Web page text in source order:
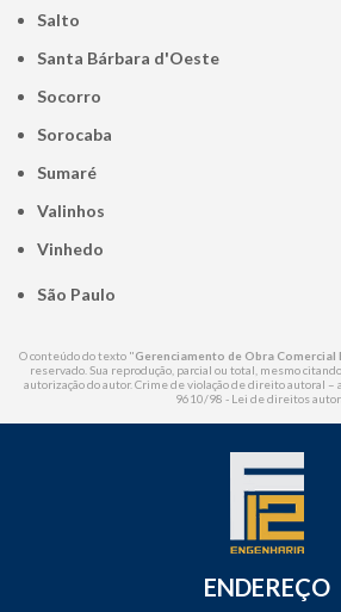
Salto
Santa Bárbara d'Oeste
Socorro
Sorocaba
Sumaré
Valinhos
Vinhedo
São Paulo
O conteúdo do texto "Gerenciamento de Obra Comercial
reservado. Sua reprodução, parcial ou total, mesmo
autorização do autor. Crime de violação de direito autoral –
9610/98 - Lei de direitos
ENDEREÇO